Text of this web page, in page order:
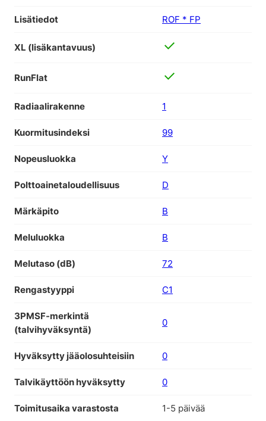
Lisätiedot ROF * FP
XL (lisäkantavuus)
RunFlat
Radiaalirakenne 1
Kuormitusindeksi 99
Nopeusluokka Y
Polttoainetaloudellisuus D
Märkäpito B
Meluluokka B
Melutaso (dB) 72
Rengastyyppi C1
3PMSF-merkintä
(talvihyväksyntä)
0
Hyväksytty jääolosuhteisiin 0
Talvikäyttöön hyväksytty 0
Toimitusaika varastosta 1-5 päivää